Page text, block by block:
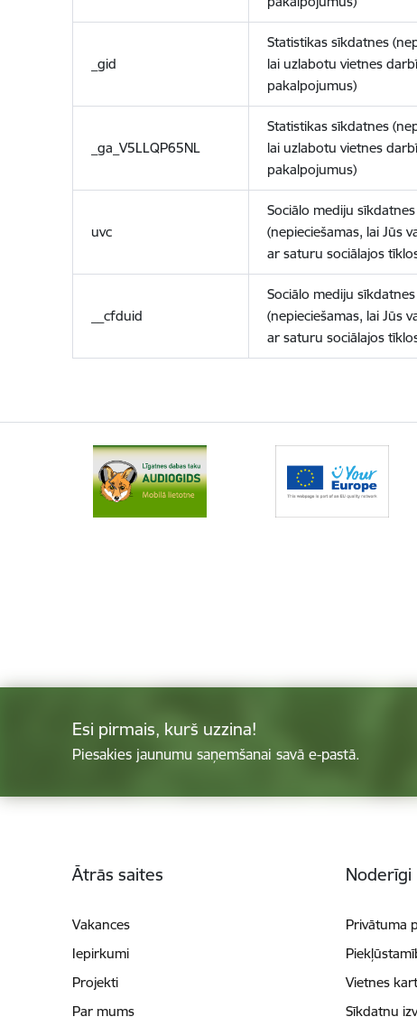
_gid
Statistikas sīkdatnes
lai uzlabotu vietnes
pakalpojumus)
_ga_V5LLQP65NL
Statistikas sīkdatnes
lai uzlabotu vietnes
pakalpojumus)
uvc
Sociālo mediju sīkdatnes
(nepieciešamas, lai Jūs
ar saturu sociālajos
__cfduid
Sociālo mediju sīkdatnes
(nepieciešamas, lai Jūs
ar saturu sociālajos
Esi pirmais, kurš uzzina!
Piesakies jaunumu saņemšanai savā e-pastā.
Ātrās saites
Vakances
Iepirkumi
Projekti
Par mums
Noderīgi
Privātuma
Vietnes
Sīkdatņu